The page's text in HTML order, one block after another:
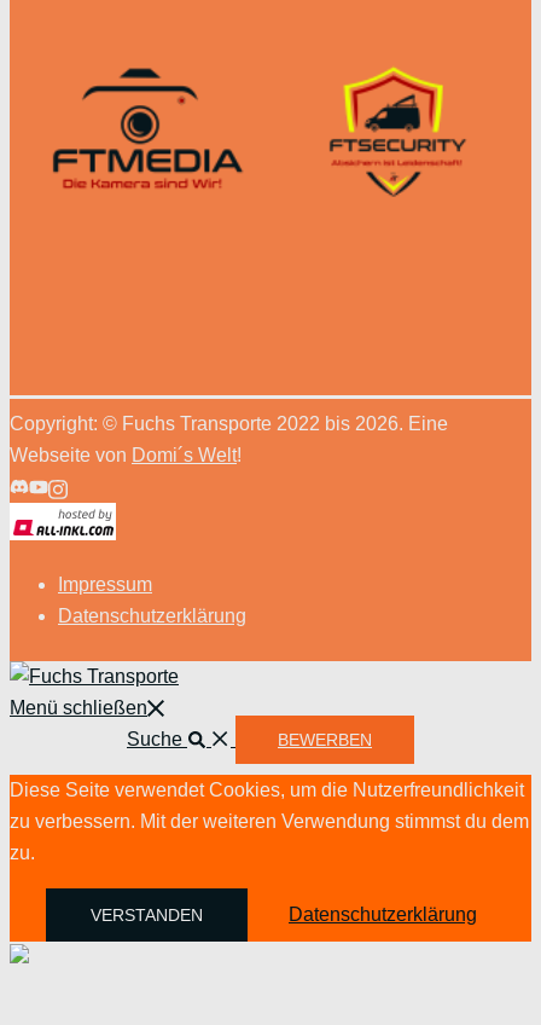
Copyright: © Fuchs Transporte 2022 bis 2026. Eine
Webseite von Domi´s Welt!
Impressum
Datenschutzerklärung
Menü schließen
Suche
BEWERBEN
Diese Seite verwendet Cookies, um die Nutzerfreundlichkeit
zu verbessern. Mit der weiteren Verwendung stimmst du dem
zu.
VERSTANDEN Datenschutzerklärung